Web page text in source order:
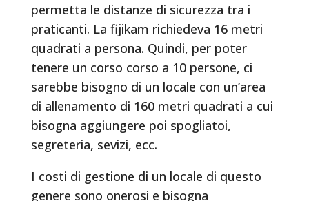
permetta le distanze di sicurezza tra i
praticanti. La fijikam richiedeva 16 metri
quadrati a persona. Quindi, per poter
tenere un corso corso a 10 persone, ci
sarebbe bisogno di un locale con un’area
di allenamento di 160 metri quadrati a cui
bisogna aggiungere poi spogliatoi,
segreteria, sevizi, ecc.
I costi di gestione di un locale di questo
genere sono onerosi e bisogna